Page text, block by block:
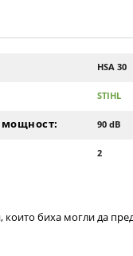
HSA 30
STIHL
мощност: 90 dB
2
които биха могли да